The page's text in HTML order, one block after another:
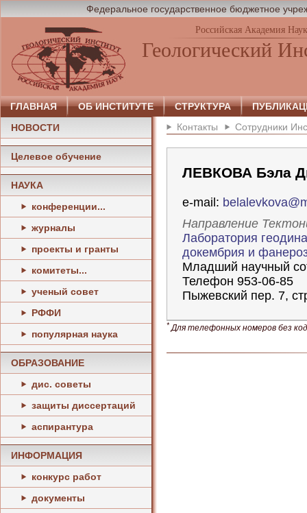
Федеральное государственное бюджетное
Российская Академия Наук
Геологический
ГЛАВНАЯ ОБ ИНСТИТУТЕ СТРУКТУРА
НОВОСТИ
Целевое обучение
НАУКА
конференции...
журналы
проекты и гранты
комитеты...
ученый совет
РФФИ
популярная наука
ОБРАЗОВАНИЕ
дис. советы
защиты диссертаций
аспирантура
ИНФОРМАЦИЯ
конкурс работ
документы
Контакты Сотрудники
ЛЕВКОВА Бэла
e-mail:
Направление
Лаборатория
докембрия и
Младший научный
Телефон 953-06-85
Пыжевский пер. 7,
*Для телефонных номеров без